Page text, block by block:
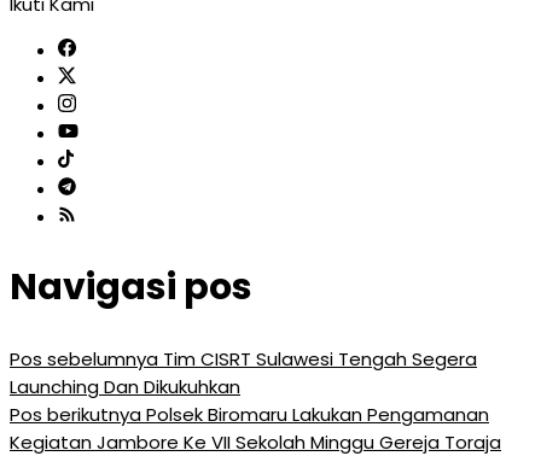
Navigasi pos
Pos sebelumnya Tim CISRT Sulawesi Tengah Segera
Launching Dan Dikukuhkan
Pos berikutnyaPolsek Biromaru Lakukan Pengamanan
Kegiatan Jambore Ke VII Sekolah Minggu Gereja Toraja